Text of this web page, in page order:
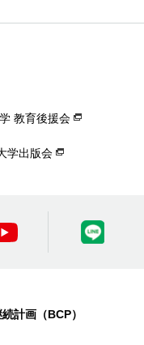
教育後援会
学出版会
計画（BCP）